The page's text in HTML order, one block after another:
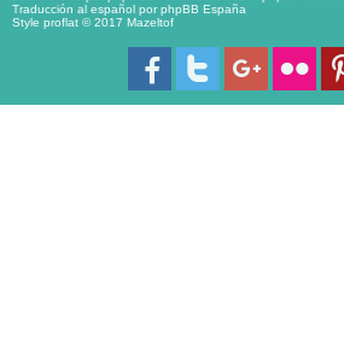
Traducción al español porphpBB España
Style proflat © 2017 Mazeltof